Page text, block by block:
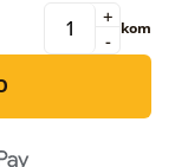
-
+ kom